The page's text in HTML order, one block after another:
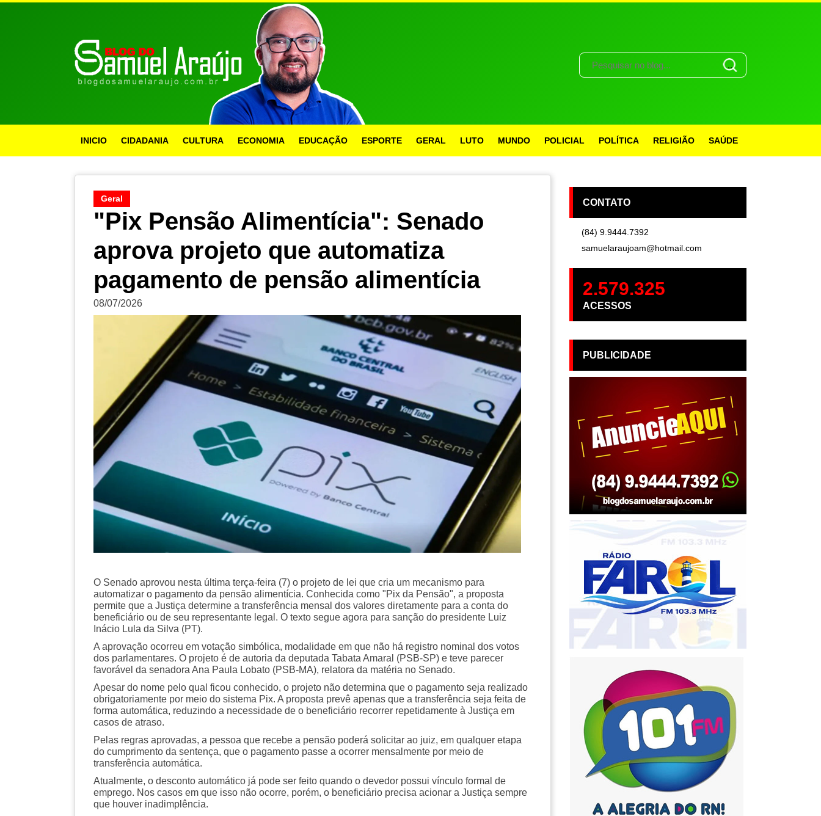
INICIO CIDADANIA CULTURA ECONOMIA EDUCAÇÃO ESPORTE GERAL LUTO MUNDO POLICIAL POLÍTICA RELIGIÃO SAÚDE
Geral
"Pix Pensão Alimentícia": Senado
aprova projeto que automatiza
pagamento de pensão alimentícia
08/07/2026
O Senado aprovou nesta última terça-feira (7) o projeto de lei que cria um mecanismo para
automatizar o pagamento da pensão alimentícia. Conhecida como "Pix da Pensão", a proposta
permite que a Justiça determine a transferência mensal dos valores diretamente para a conta do
beneficiário ou de seu representante legal. O texto segue agora para sanção do presidente Luiz
Inácio Lula da Silva (PT).
A aprovação ocorreu em votação simbólica, modalidade em que não há registro nominal dos votos
dos parlamentares. O projeto é de autoria da deputada Tabata Amaral (PSB-SP) e teve parecer
favorável da senadora Ana Paula Lobato (PSB-MA), relatora da matéria no Senado.
Apesar do nome pelo qual ficou conhecido, o projeto não determina que o pagamento seja realizado
obrigatoriamente por meio do sistema Pix. A proposta prevê apenas que a transferência seja feita de
forma automática, reduzindo a necessidade de o beneficiário recorrer repetidamente à Justiça em
casos de atraso.
Pelas regras aprovadas, a pessoa que recebe a pensão poderá solicitar ao juiz, em qualquer etapa
do cumprimento da sentença, que o pagamento passe a ocorrer mensalmente por meio de
transferência automática.
Atualmente, o desconto automático já pode ser feito quando o devedor possui vínculo formal de
emprego. Nos casos em que isso não ocorre, porém, o beneficiário precisa acionar a Justiça sempre
que houver inadimplência.
CONTATO
(84) 9.9444.7392
samuelaraujoam@hotmail.com
2.579.325
ACESSOS
PUBLICIDADE